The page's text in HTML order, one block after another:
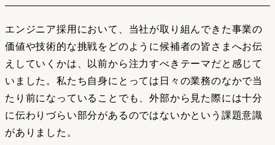
エンジニア採用において、当社が取り組んできた事業の
価値や技術的な挑戦をどのように候補者の皆さまへお伝
えしていくかは、以前から注力すべきテーマだと感じて
いました。私たち自身にとっては日々の業務のなかで当
たり前になっていることでも、外部から見た際には十分
に伝わりづらい部分があるのではないかという課題意識
がありました。